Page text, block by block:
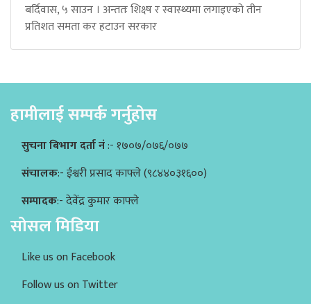
बर्दिवास, ५ साउन । अन्ततः शिक्ष्ष र स्वास्थ्यमा लगाइएको तीन
प्रतिशत समता कर हटाउन सरकार
हामीलाई सम्पर्क गर्नुहोस
सुचना बिभाग दर्ता नं:- १७०७/०७६/०७७
संचालक:- ईश्वरी प्रसाद काफ्ले (९८४४०३१६००)
सम्पादक:- देवेंद्र कुमार काफ्ले
सोसल मिडिया
Like us on Facebook
Follow us on Twitter